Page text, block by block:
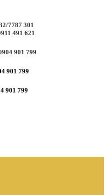
7787 301
491 621
901 799
901 799
901 799